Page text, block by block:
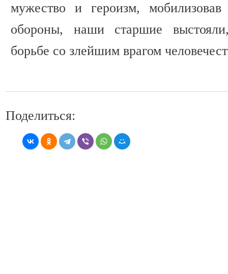
мужество и героизм,
обороны, наши старшие
борьбе со злейшим врагом
Поделиться: